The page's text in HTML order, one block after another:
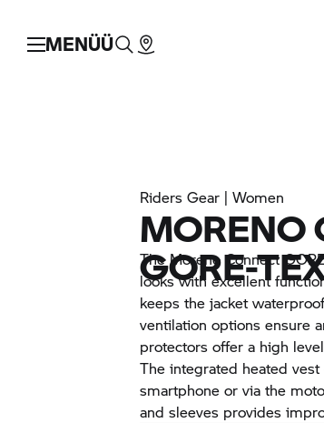
MENÜÜ
Riders Gear | Women
MORENO
GORE-
The Moreno Connect
looks with excellent
keeps the jacket
ventilation options ensure
protectors offer a high
The integrated heated
smartphone or via the
and sleeves provides